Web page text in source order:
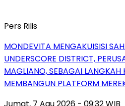
Pers Rilis
MONDEVITA MENGAKUISISI
UNDERSCORE DISTRICT,
MAGLIANO, SEBAGAI LANGKAH
MEMBANGUN PLATFORM
Jumat, 7 Agu 2026 - 09:32 WIB